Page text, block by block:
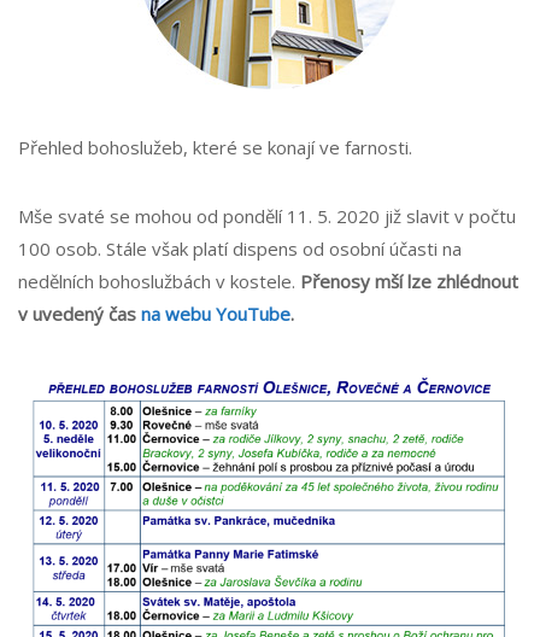
Přehled bohoslužeb, které se konají ve farnosti.
Mše svaté se mohou od pondělí 11. 5. 2020 již slavit v počtu
100 osob. Stále však platí dispens od osobní účasti na
nedělních bohoslužbách v kostele. Přenosy mší lze zhlédnout
v uvedený čas na webu YouTube.